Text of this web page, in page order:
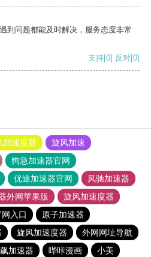
到问题都能及时解决，服务态度非常
支持[0] 反对[0]
加速度器
旋风加速
狗急加速器官网
优途加速器官网
风驰加速器
外网苹果版
旋风加速度器
入口
原子加速器
旋风加速度器
外网网址导航
加速器 哔咔漫画
小美